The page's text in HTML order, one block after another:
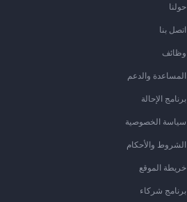
حولنا
اتصل بنا
وظائف
المساعدة والدعم
برنامج الإحالة
سياسة الخصوصية
الشروط والأحكام
خريطة الموقع
برنامج شركاء